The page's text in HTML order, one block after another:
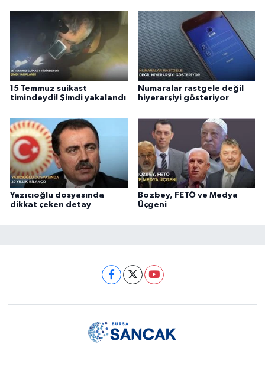
15 Temmuz suikast
timindeydi! Şimdi yakalandı
Numaralar rastgele değil
hiyerarşiyi gösteriyor
Yazıcıoğlu dosyasında
dikkat çeken detay
Bozbey, FETÖ ve Medya
Üçgeni